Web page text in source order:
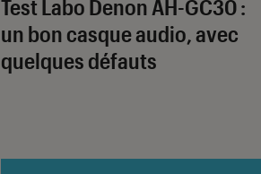
Test Labo Denon AH-GC30 :
un bon casque audio, avec
quelques défauts